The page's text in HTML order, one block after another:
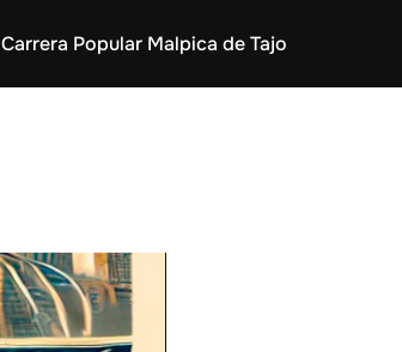
Carrera Popular Malpica de Tajo